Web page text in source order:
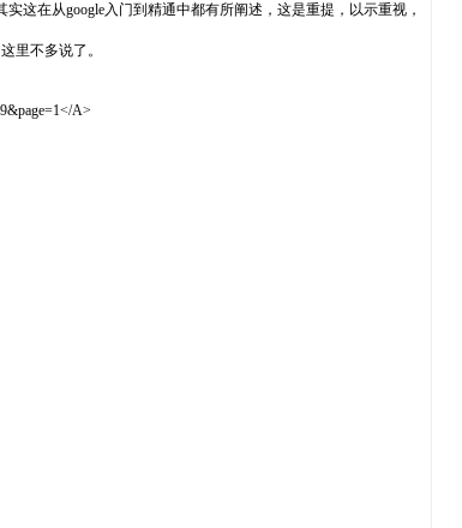
这在从google入门到精通中都有所阐述，这是重提，以示重视，
里不多说了。
A>